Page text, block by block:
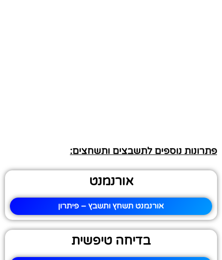
פתרונות נוספים לתשבצים ותשחצים:
אורנמנט
אורנמנט תשחץ ותשבץ – פיתרון
בדיחה טיפשית